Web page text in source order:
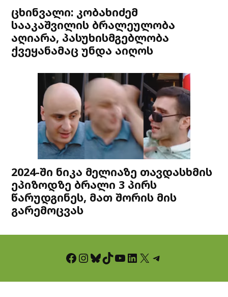
ცხინვალი: კობახიძემ
სააკაშვილის ბრალეულობა
აღიარა, პასუხისმგებლობა
ქვეყანამაც უნდა აიღოს
2024-ში ნიკა მელიაზე თავდასხმის
ეპიზოდზე ბრალი 3 პირს
წარუდგინეს, მათ შორის მის
გარემოცვას
Facebook InstagramBluesky TikTok YouTube LinkedIn X Telegram